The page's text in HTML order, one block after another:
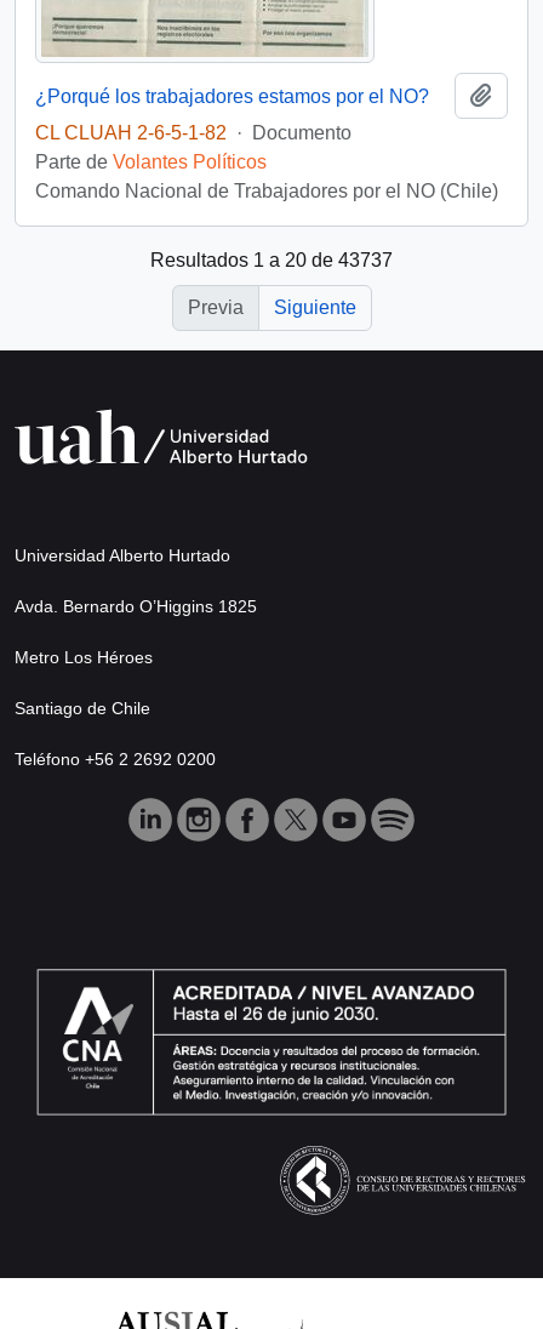
¿Porqué los trabajadores estamos por el NO?
CL CLUAH 2-6-5-1-82
·
Documento
Parte de Volantes Políticos
Comando Nacional de Trabajadores por el NO (Chile)
Resultados 1 a 20 de 43737
Previa Siguiente
Universidad Alberto Hurtado
Avda. Bernardo O’Higgins 1825
Metro Los Héroes
Santiago de Chile
Teléfono +56 2 2692 0200